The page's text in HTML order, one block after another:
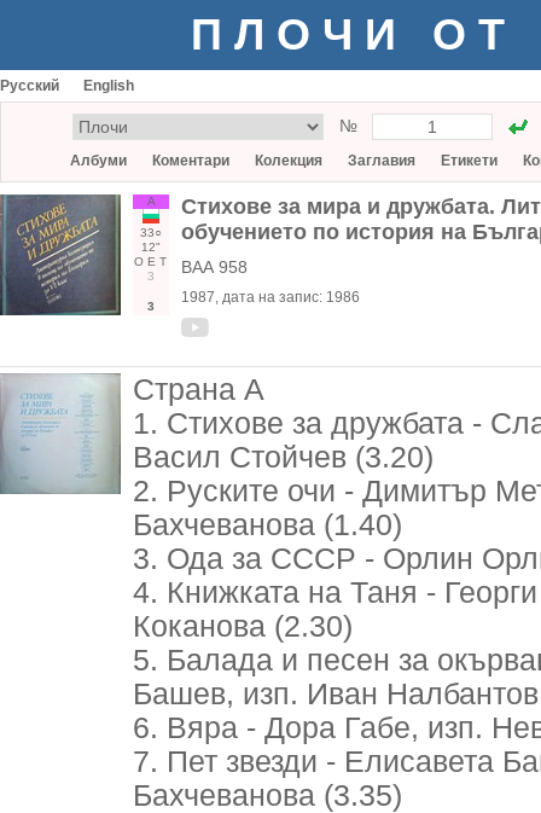
ПЛОЧИ ОТ
Русский English
№
Албуми Коментари Колекция Заглавия Етикети
А
33○
12"
О Е Т
3
3
Стихове за мира и дружбата.
обучението по история на
ВАА 958
1987, дата на запис: 1986
Страна А
1. Стихове за дружбата -
Васил Стойчев (3.20)
2. Руските очи - Димитър
Бахчеванова (1.40)
3. Ода за СССР - Орлин
4. Книжката на Таня -
Коканова (2.30)
5. Балада и песен за
Башев, изп. Иван
6. Вяра - Дора Габе, изп.
7. Пет звезди - Елисавета
Бахчеванова (3.35)